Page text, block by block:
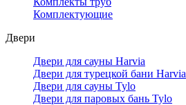
Комплектующие
Двери
Двери для сауны Harvia
Двери для турецкой бани Harvia
Двери для сауны Tylo
Двери для паровых бань Tylo